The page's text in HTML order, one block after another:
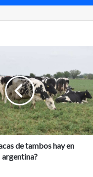
de tambos hay en
argentina?